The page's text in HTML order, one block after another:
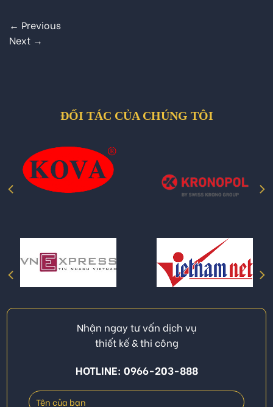
← Previous
Next →
ĐỐI TÁC CỦA CHÚNG TÔI
Nhận ngay tư vấn dịch vụ
thiết kế & thi công
HOTLINE: 0966-203-888